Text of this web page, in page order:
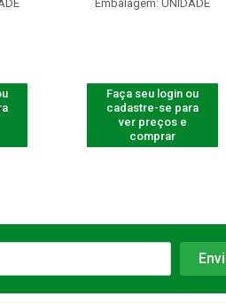
Embalagem: UNIDADE
Faça seu login ou
cadastre-se para
ver preços e
comprar